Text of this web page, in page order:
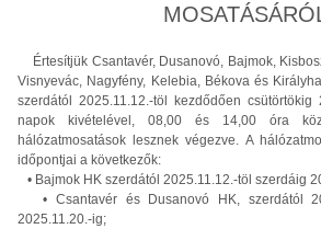
Értesítjük Csantavér, Dusanovó, Bajmok,
Visnyevác, Nagyfény, Kelebia, Békova és
szerdától 2025.11.12.-töl kezdődően csütörtökig
napok kivételével, 08,00 és 14,00 óra
hálózatmosatások lesznek végezve. A
időpontjai a következők:
• Bajmok HK szerdától 2025.11.12.-töl szerdáig
• Csantavér és Dusanovó HK, szerdától
2025.11.20.-ig;